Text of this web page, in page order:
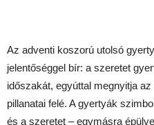
Az adventi koszorú utolsó
jelentőséggel bír: a szeretet
időszakát, egyúttal megnyitja
pillanatai felé. A gyertyák
és a szeretet – egymásra